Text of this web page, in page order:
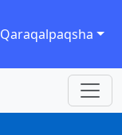
Qaraqalpaqsha